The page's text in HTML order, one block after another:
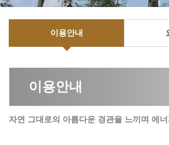
이용안내
이용안내
자연 그대로의 아름다운 경관을 느끼며 에